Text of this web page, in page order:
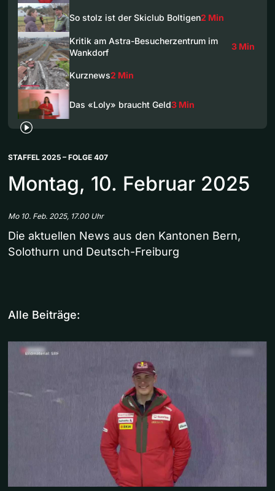
So stolz ist der Skiclub Boltigen2 Min
Kritik am Astra-Besucherzentrum im
Wankdorf
3 Min
Kurznews2 Min
Das «Loly» braucht Geld3 Min
STAFFEL 2025 – FOLGE 407
Montag, 10. Februar 2025
Mo 10. Feb. 2025, 17.00 Uhr
Die aktuellen News aus den Kantonen Bern,
Solothurn und Deutsch-Freiburg
Alle Beiträge: